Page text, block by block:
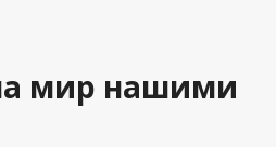
мир нашими